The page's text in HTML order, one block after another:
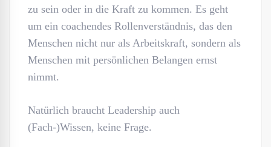
zu sein oder in die Kraft zu kommen. Es geht
um ein coachendes Rollenverständnis, das den
Menschen nicht nur als Arbeitskraft, sondern als
Menschen mit persönlichen Belangen ernst
nimmt.
Natürlich braucht Leadership auch
(Fach-)Wissen, keine Frage.